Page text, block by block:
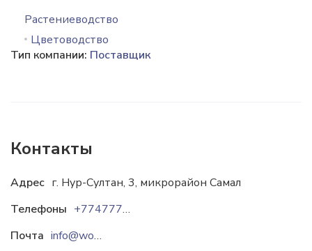
Растениеводство
Цветоводство
Тип компании: Поставщик
Контакты
Адрес г. Нур-Султан, 3, микрорайон Самал
Телефоны
+77477787070
Почта
info@wowbuket.kz